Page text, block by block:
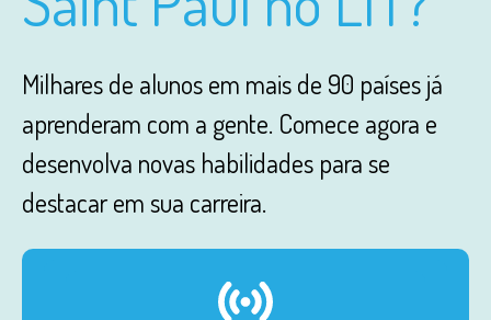
Milhares de alunos em mais de 90 países já
aprenderam com a gente. Comece agora e
desenvolva novas habilidades para se
destacar em sua carreira.